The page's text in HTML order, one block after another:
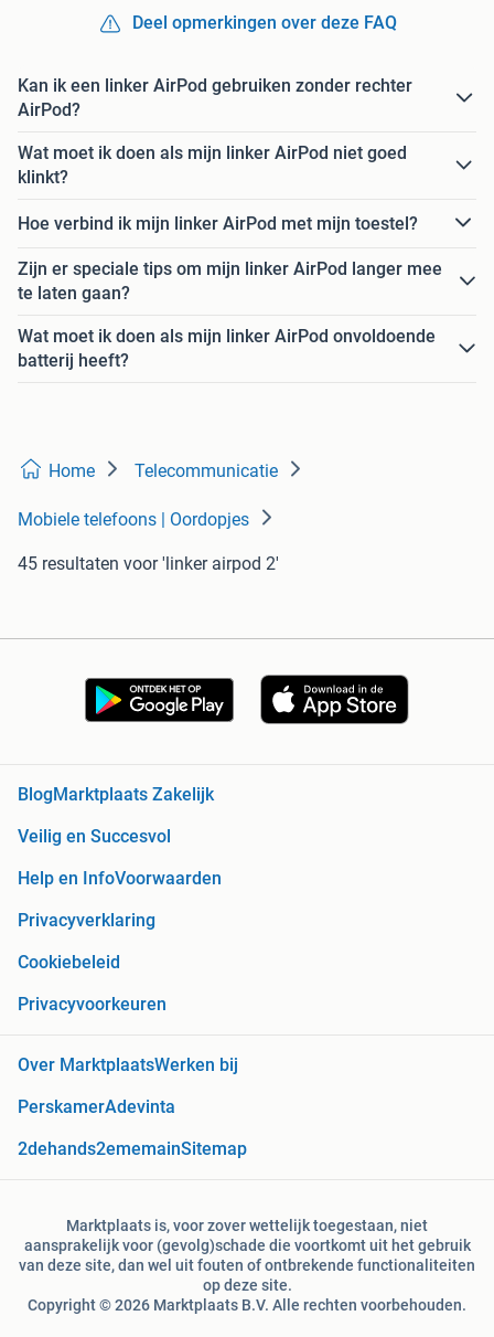
Deel opmerkingen over deze FAQ
Kan ik een linker AirPod gebruiken zonder rechter
AirPod?
Wat moet ik doen als mijn linker AirPod niet goed
klinkt?
Hoe verbind ik mijn linker AirPod met mijn toestel?
Zijn er speciale tips om mijn linker AirPod langer mee
te laten gaan?
Wat moet ik doen als mijn linker AirPod onvoldoende
batterij heeft?
Home Telecommunicatie
Mobiele telefoons | Oordopjes
45 resultaten voor 'linker airpod 2'
Blog Marktplaats Zakelijk
Veilig en Succesvol
Help en InfoVoorwaarden
Privacyverklaring
Cookiebeleid
Privacyvoorkeuren
Over MarktplaatsWerken bij
PerskamerAdevinta
2dehands2ememainSitemap
Marktplaats is, voor zover wettelijk toegestaan, niet
aansprakelijk voor (gevolg)schade die voortkomt uit het gebruik
van deze site, dan wel uit fouten of ontbrekende functionaliteiten
op deze site.
Copyright © 2026 Marktplaats B.V. Alle rechten voorbehouden.